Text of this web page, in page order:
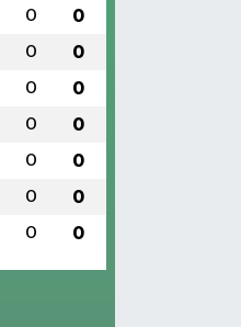
0 0
0 0
0 0
0 0
0 0
0 0
0 0